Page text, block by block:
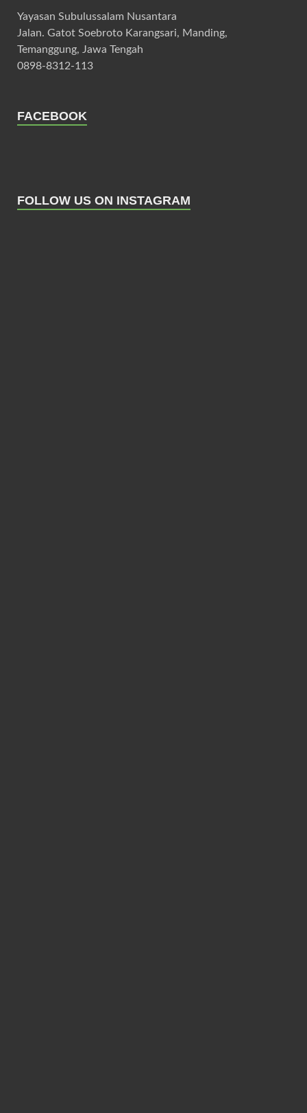
Yayasan Subulussalam Nusantara
Jalan. Gatot Soebroto Karangsari, Manding,
Temanggung, Jawa Tengah
0898-8312-113
FACEBOOK
FOLLOW US ON INSTAGRAM